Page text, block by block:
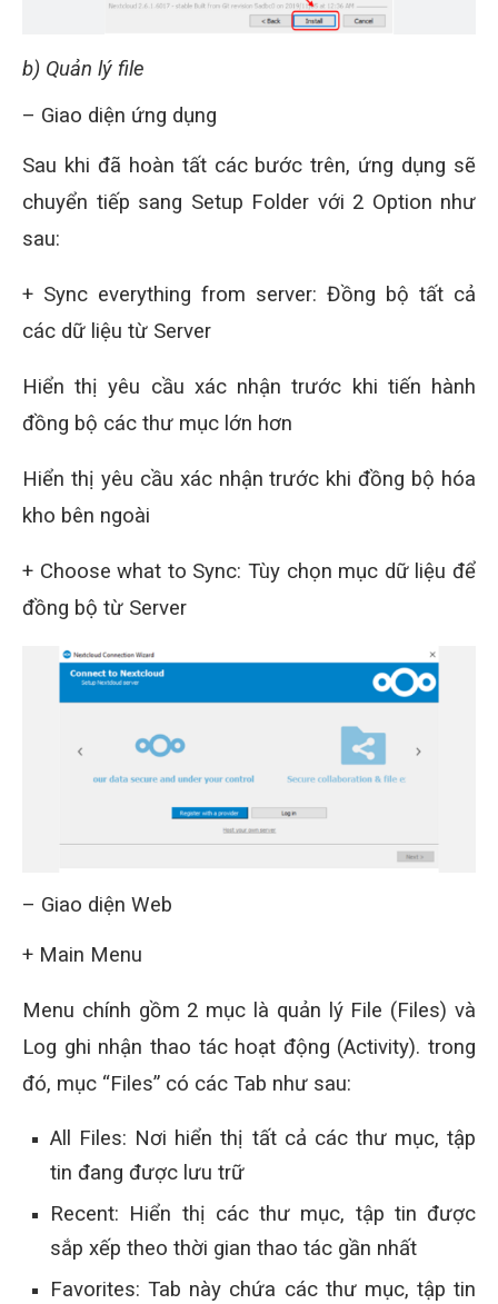
b) Quản lý file
– Giao diện ứng dụng
Sau khi đã hoàn tất các bước trên, ứng dụng sẽ
chuyển tiếp sang Setup Folder với 2 Option như
sau:
+ Sync everything from server: Đồng bộ tất cả
các dữ liệu từ Server
Hiển thị yêu cầu xác nhận trước khi tiến hành
đồng bộ các thư mục lớn hơn
Hiển thị yêu cầu xác nhận trước khi đồng bộ hóa
kho bên ngoài
+ Choose what to Sync: Tùy chọn mục dữ liệu để
đồng bộ từ Server
– Giao diện Web
+ Main Menu
Menu chính gồm 2 mục là quản lý File (Files) và
Log ghi nhận thao tác hoạt động (Activity). trong
đó, mục “Files” có các Tab như sau:
All Files: Nơi hiển thị tất cả các thư mục, tập
tin đang được lưu trữ
Recent: Hiển thị các thư mục, tập tin được
sắp xếp theo thời gian thao tác gần nhất
Favorites: Tab này chứa các thư mục, tập tin